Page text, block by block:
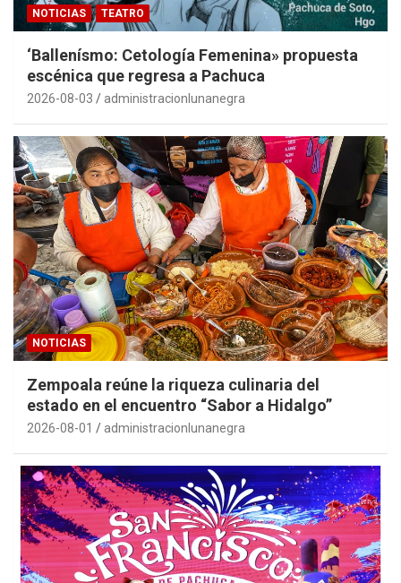
NOTICIAS TEATRO
‘Ballenísmo: Cetología Femenina» propuesta
escénica que regresa a Pachuca
2026-08-03 administracionlunanegra
NOTICIAS
Zempoala reúne la riqueza culinaria del
estado en el encuentro “Sabor a Hidalgo”
2026-08-01 administracionlunanegra